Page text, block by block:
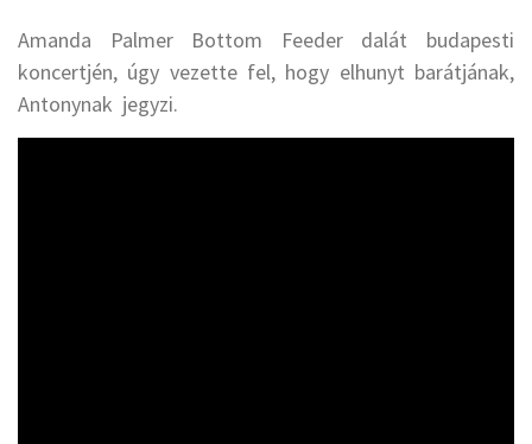
Amanda Palmer Bottom Feeder dalát budapesti
koncertjén, úgy vezette fel, hogy elhunyt barátjának,
Antonynak jegyzi.